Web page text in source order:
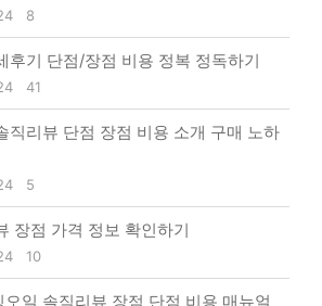
8
후기 단점/장점 비용 정복 정독하기
41
직리뷰 단점 장점 비용 소개 구매 노하
5
장점 가격 정보 확인하기
10
일 솔직리뷰 장점 단점 비용 매뉴얼